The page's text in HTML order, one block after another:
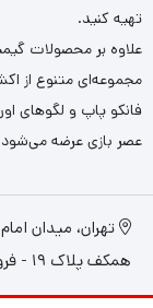
تهیه کنید.
علاوه بر محصولات
مجموعه‌ای متنوع از
فانکو پاپ و لگوهای
عصر بازی عرضه
تهران، میدان
همکف پلاک 19 - فروشگاه عصربازی